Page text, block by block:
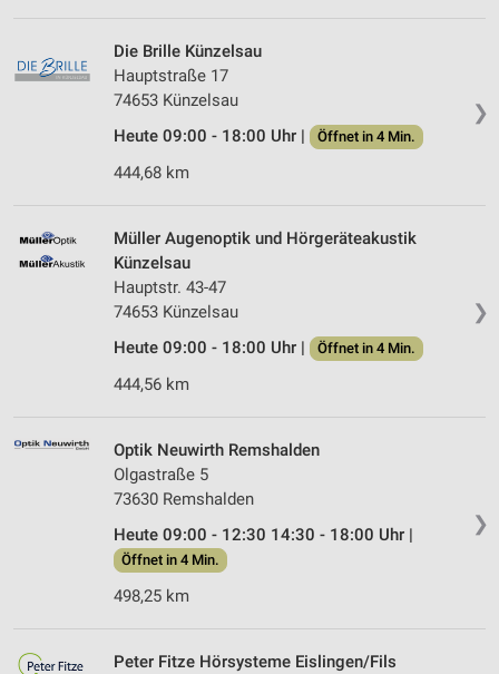
❯
Die Brille Künzelsau
Hauptstraße 17
74653 Künzelsau
Heute 09:00 - 18:00 Uhr |
Öffnet in 4 Min.
444,68 km
❯
Müller Augenoptik und Hörgeräteakustik
Künzelsau
Hauptstr. 43-47
74653 Künzelsau
Heute 09:00 - 18:00 Uhr |
Öffnet in 4 Min.
444,56 km
❯
Optik Neuwirth Remshalden
Olgastraße 5
73630 Remshalden
Heute 09:00 - 12:30 14:30 - 18:00 Uhr |
Öffnet in 4 Min.
498,25 km
Peter Fitze Hörsysteme Eislingen/Fils